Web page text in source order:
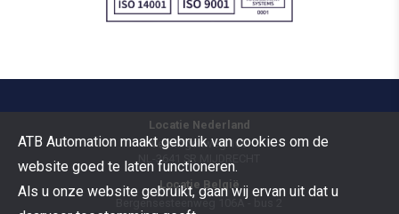
Locatie Nederland
Vermogenweg 109
NL-3641 SR
Locatie België
Bergensesteenweg 106A - bus 2
ATB Automation maakt gebruik van cookies om de
website goed te laten functioneren.
Als u onze website gebruikt, gaan wij ervan uit dat u